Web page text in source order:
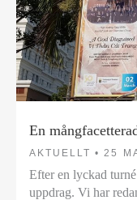
En
AKTUELLT • 25
Efter en lyckad
uppdrag. Vi har